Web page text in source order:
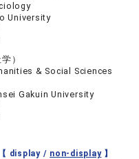
University
）
& Social Sciences
Gakuin University
【 display / non-display】